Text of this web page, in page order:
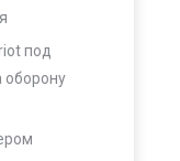
под
оборону